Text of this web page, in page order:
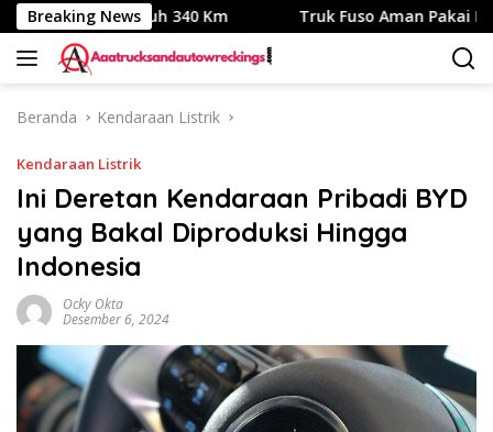
Langsung
ke
konten
Breaking News
Jarak Tempuh 340 Km Truk Fuso Aman Pakai
Beranda Kendaraan Listrik
Kendaraan Listrik
Ini Deretan Kendaraan Pribadi BYD
yang Bakal Diproduksi Hingga
Indonesia
Ocky Okta
Desember 6, 2024